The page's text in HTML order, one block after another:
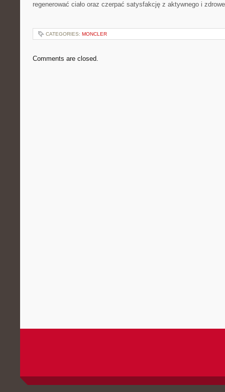
regenerować ciało oraz czerpać satysfakcję z aktywnego i
CATEGORIES: MONCLER
Comments are closed.